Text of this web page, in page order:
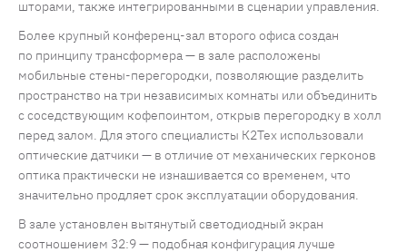
шторами, также интегрированными в сценарии управления.
Более крупный конференц-зал второго офиса создан
по принципу трансформера — в зале расположены
мобильные стены-перегородки, позволяющие разделить
пространство на три независимых комнаты или объединить
с соседствующим кофепоинтом, открыв перегородку в холл
перед залом. Для этого специалисты К2Тех использовали
оптические датчики — в отличие от механических герконов
оптика практически не изнашивается со временем, что
значительно продляет срок эксплуатации оборудования.
В зале установлен вытянутый светодиодный экран
соотношением 32:9 — подобная конфигурация лучше